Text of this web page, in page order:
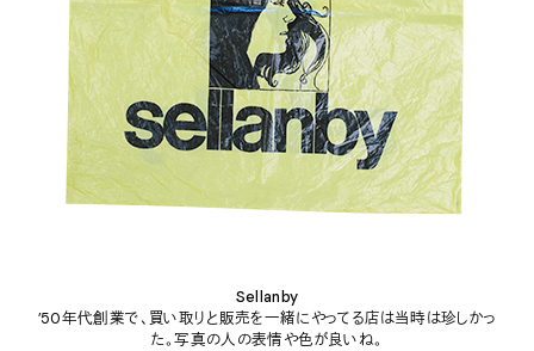
Sellanby
’50年代創業で、買い取りと販売を一緒にやってる店は当時は珍しかっ
た。写真の人の表情や色が良いね。